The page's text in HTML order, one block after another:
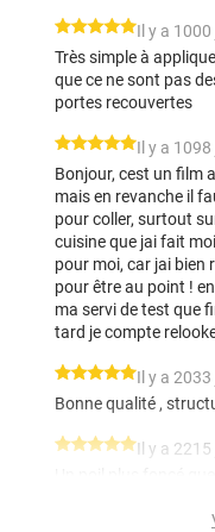
*****
Il y a 1000
Très simple à
que ce ne sont pas
portes recouvertes
*****
Il y a 1098
Bonjour, cest un film
mais en revanche il
pour coller, surtout
cuisine que jai fait
pour moi, car jai bien
pour être au point !
ma servi de test que
tard je compte
*****
Il y a 2033
Bonne qualité ,
*****
Il y a 2215